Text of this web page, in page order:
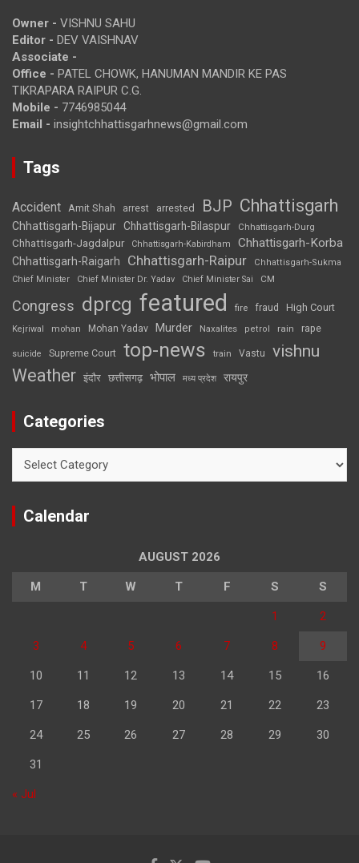
Owner - VISHNU SAHU
Editor - DEV VAISHNAV
Associate -
Office - PATEL CHOWK, HANUMAN MANDIR KE PAS
TIKRAPARA RAIPUR C.G.
Mobile - 7746985044
Email - insightchhattisgarhnews@gmail.com
Tags
Accident Amit Shah arrest arrested BJP Chhattisgarh
Chhattisgarh-Bijapur Chhattisgarh-Bilaspur Chhattisgarh-Durg
Chhattisgarh-Jagdalpur Chhattisgarh-Kabirdham Chhattisgarh-Korba
Chhattisgarh-Raigarh Chhattisgarh-Raipur
Chhattisgarh-Sukma
Chief Minister
Chief Minister Dr. Yadav Chief Minister Sai CM
Congress dprcg featured fire fraud High Court
Kejriwal mohan Mohan Yadav Murder Naxalites petrol rain rape
suicide Supreme Court top-news train Vastu vishnu
Weather इंदौर छत्तीसगढ़ भोपाल मध्य प्रदेश रायपुर
Categories
Calendar
AUGUST 2026
M T W T F S S
1 2
3 4 5 6 7 8 9
10 11 12 13 14 15 16
17 18 19 20 21 22 23
24 25 26 27 28 29 30
31
« Jul